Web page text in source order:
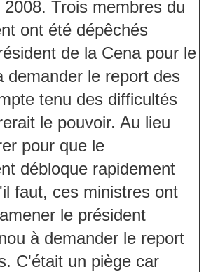
Trois membres du
ont été dépêchés
de la Cena pour le
demander le report des
tenu des difficultés
le pouvoir. Au lieu
pour que le
débloque rapidement
faut, ces ministres ont
le président
à demander le report
C'était un piège car